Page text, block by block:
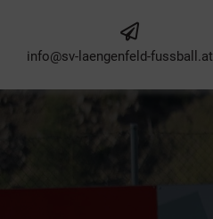
info@sv-laengenfeld-fussball.at